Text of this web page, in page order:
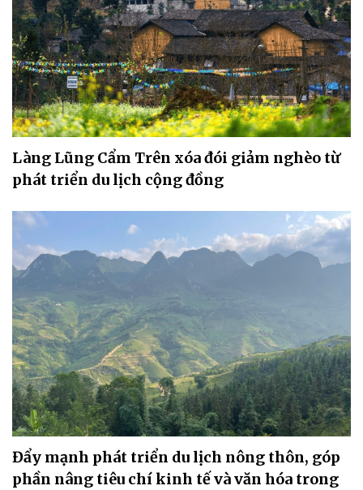
Làng Lũng Cẩm Trên xóa đói giảm nghèo từ
phát triển du lịch cộng đồng
Đẩy mạnh phát triển du lịch nông thôn, góp
phần nâng tiêu chí kinh tế và văn hóa trong